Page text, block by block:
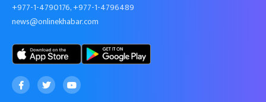
+977-1-4790176, +977-1-4796489
news@onlinekhabar.com